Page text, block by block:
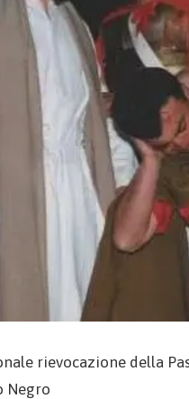
rievocazione della
Negro